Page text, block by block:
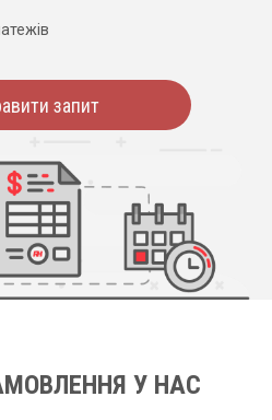
запит
У НАС